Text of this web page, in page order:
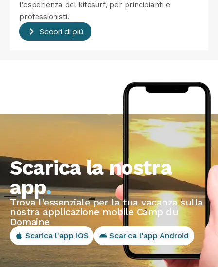
l’esperienza del kitesurf, per principianti e
professionisti.
Scopri di più
Scarica la nostra
app.
Trova l'essenziale per la tua vacanza sulla
nostra applicazione mobile Camp du
Domaine
Scarica l'app iOS Scarica l'app Android